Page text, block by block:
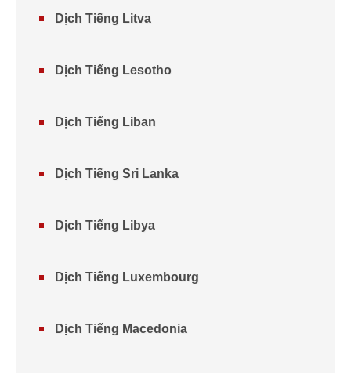
Dịch Tiếng Litva
Dịch Tiếng Lesotho
Dịch Tiếng Liban
Dịch Tiếng Sri Lanka
Dịch Tiếng Libya
Dịch Tiếng Luxembourg
Dịch Tiếng Macedonia